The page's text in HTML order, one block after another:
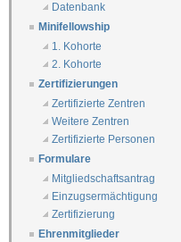
Datenbank
Minifellowship
1. Kohorte
2. Kohorte
Zertifizierungen
Zertifizierte Zentren
Weitere Zentren
Zertifizierte Personen
Formulare
Mitgliedschaftsantrag
Einzugsermächtigung
Zertifizierung
Ehrenmitglieder